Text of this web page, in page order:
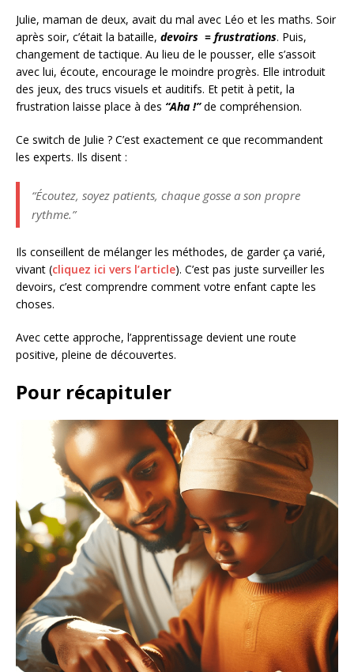
Julie, maman de deux, avait du mal avec Léo et les maths. Soir
après soir, c’était la bataille, devoirs = frustrations. Puis,
changement de tactique. Au lieu de le pousser, elle s’assoit
avec lui, écoute, encourage le moindre progrès. Elle introduit
des jeux, des trucs visuels et auditifs. Et petit à petit, la
frustration laisse place à des “Aha !”de compréhension.
Ce switch de Julie ? C’est exactement ce que recommandent
les experts. Ils disent :
“Écoutez, soyez patients, chaque gosse a son propre
rythme.”
Ils conseillent de mélanger les méthodes, de garder ça varié,
vivant (cliquez ici vers l’article). C’est pas juste surveiller les
devoirs, c’est comprendre comment votre enfant capte les
choses.
Avec cette approche, l’apprentissage devient une route
positive, pleine de découvertes.
Pour récapituler